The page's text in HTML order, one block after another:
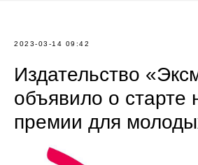
2023-03-14 09:42
Издательство
объявило о старте
премии для